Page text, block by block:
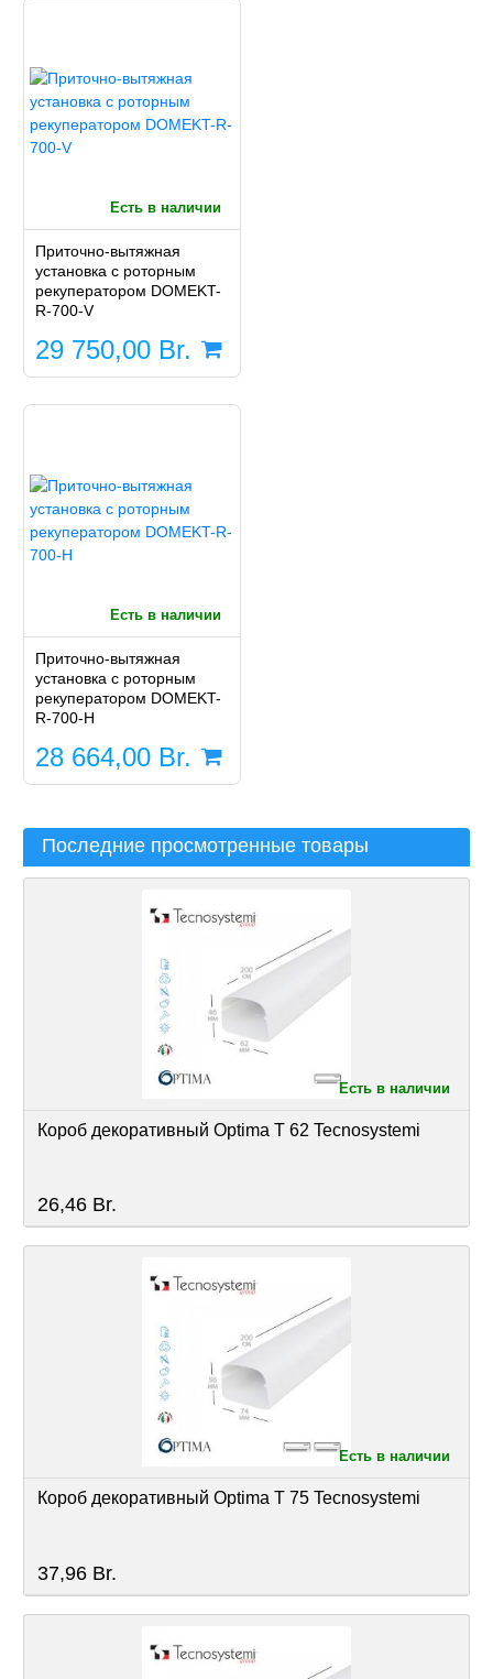
Есть в наличии
Приточно-вытяжная
установка с роторным
рекуператором DOMEKT-
R-700-V
29 750,00 Br.
Есть в наличии
Приточно-вытяжная
установка с роторным
рекуператором DOMEKT-
R-700-H
28 664,00 Br.
Последние просмотренные товары
Есть в наличии
Короб декоративный Optima T 62 Tecnosystemi
26,46 Br.
Есть в наличии
Короб декоративный Optima T 75 Tecnosystemi
37,96 Br.